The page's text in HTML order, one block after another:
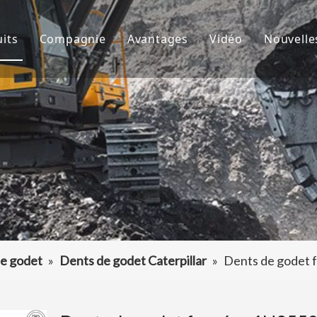
godet
de dents de godet
d'excavatrice
Compagnie
À propos de nous
Culture
FAQ
Avantages
R&D
Production
Service
Vidéo
godet » Dents de godet Caterpillar » Dents de godet